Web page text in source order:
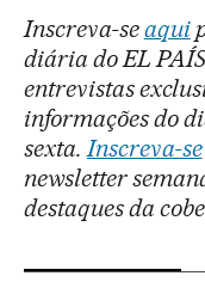
Inscreva-seaqui
diária do EL
entrevistas
informações do
sexta.Inscreva-se
newsletter
destaques da